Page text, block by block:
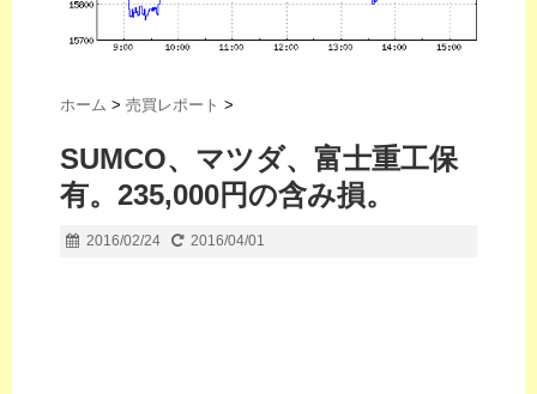
ホーム > 売買レポート >
SUMCO、マツダ、富士重工保
有。235,000円の含み損。
2016/02/24 2016/04/01